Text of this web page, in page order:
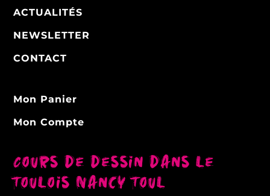
ACTUALITÉS
NEWSLETTER
CONTACT
Mon Panier
Mon Compte
Cours de dessin dans le
Toulois Nancy Toul